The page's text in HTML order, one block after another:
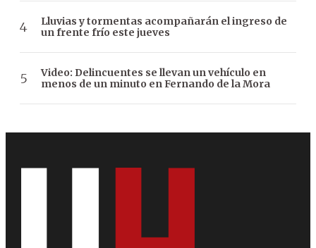
Lluvias y tormentas acompañarán el ingreso de
un frente frío este jueves
Video: Delincuentes se llevan un vehículo en
menos de un minuto en Fernando de la Mora